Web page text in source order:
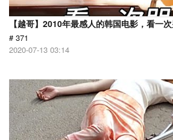
【越哥】2010年最感人的韩国电影，看一
# 371
2020-07-13 03:14